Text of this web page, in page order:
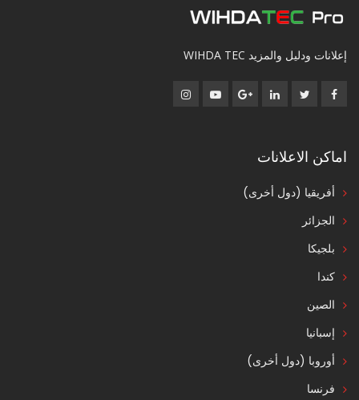
إعلانات ودليل والمزيد WIHDA TEC
اماكن الاعلانات
أفريقيا (دول أخرى)
الجزائر
بلجيكا
كندا
الصين
إسبانيا
أوروبا (دول أخرى)
فرنسا